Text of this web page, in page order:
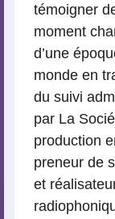
témoigner
moment
d’une
monde en
du suivi
par La
production
preneur de
et